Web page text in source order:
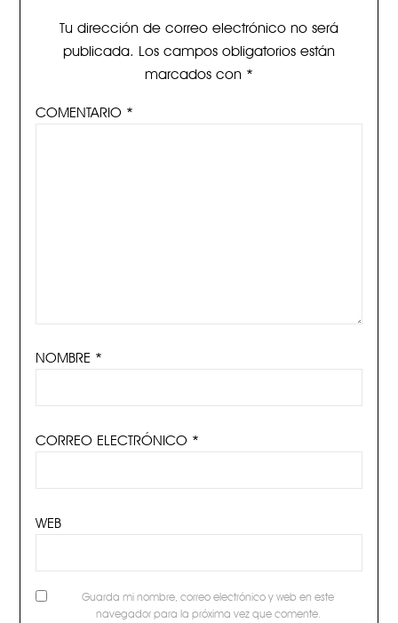
Tu dirección de correo electrónico no será
publicada. Los campos obligatorios están
marcados con *
COMENTARIO *
NOMBRE *
CORREO ELECTRÓNICO *
WEB
Guarda mi nombre, correo electrónico y web en este
navegador para la próxima vez que comente.